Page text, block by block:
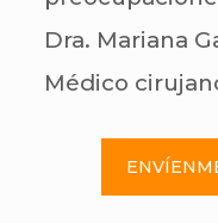
Dra. Mariana
Médico